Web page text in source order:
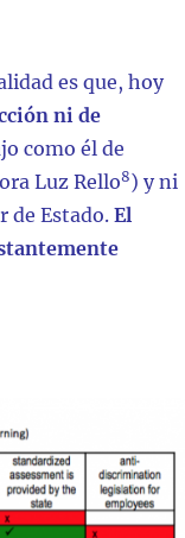
es que, hoy
ni de
como él de
Luz Rello8) y ni
de Estado.El